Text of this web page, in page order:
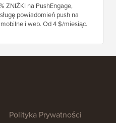
ZNIŻKI na PushEngage,
powiadomień push na
i web. Od 4 $/miesiąc.
Polityka Prywatności